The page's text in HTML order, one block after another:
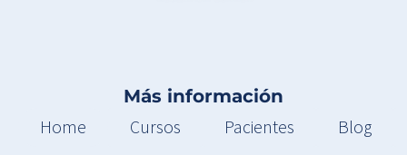
Más información
Home
Cursos Pacientes Blog